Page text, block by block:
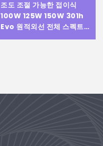
조도 조절 가능한 접이식
100W 125W 150W 301h
Evo 원적외선 전체 스펙트럼
LED 식물 성장등